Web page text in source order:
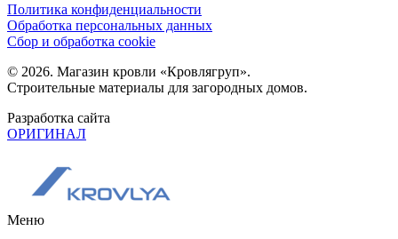
Политика конфиденциальности
Обработка персональных данных
Сбор и обработка cookie
© 2026. Магазин кровли «Кровлягруп».
Строительные материалы для загородных домов.
Разработка сайта
ОРИГИНАЛ
Меню